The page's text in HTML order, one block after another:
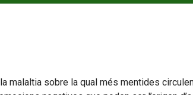
malaltia sobre la qual més mentides